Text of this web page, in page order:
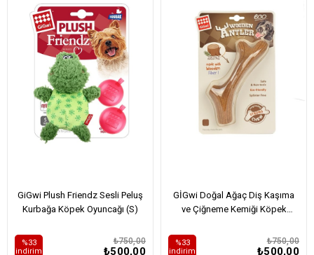
GiGwi Plush Friendz Sesli Peluş
Kurbağa Köpek Oyuncağı (S)
₺500,00
₺750,00
%33
i̇ndirim
GİGwi Doğal Ağaç Diş Kaşıma
ve Çiğneme Kemiği Köpek
₺500,00
₺750,00
%33
i̇ndirim